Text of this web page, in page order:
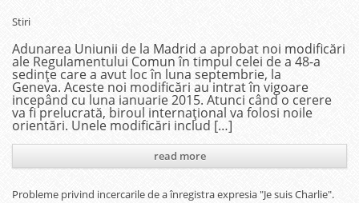
Stiri
Adunarea Uniunii de la Madrid a aprobat noi modificări
ale Regulamentului Comun în timpul celei de a 48-a
sedințe care a avut loc în luna septembrie, la
Geneva. Aceste noi modificări au intrat în vigoare
incepând cu luna ianuarie 2015. Atunci când o cerere
va fi prelucrată, biroul internațional va folosi noile
orientări. Unele modificări includ […]
read more
Probleme privind incercarile de a înregistra expresia "Je suis Charlie".